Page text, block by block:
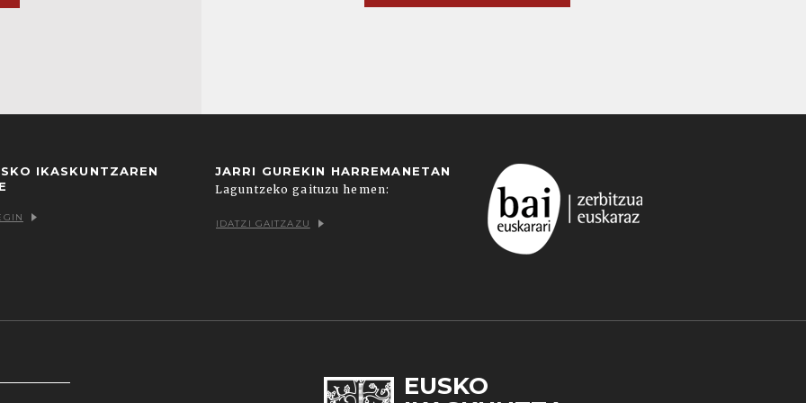
IKASKUNTZAREN
JARRI GUREKIN HARREMANETAN
Laguntzeko gaituzu hemen:
IDATZI GAITZAZU
EUSKO